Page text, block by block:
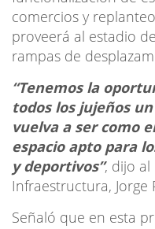
comercios y
proveerá al estadio
rampas de
“Tenemos la
todos los jujeños
vuelva a ser como
espacio apto para
y deportivos”, dijo
Infraestructura, Jorge
Señaló que en esta